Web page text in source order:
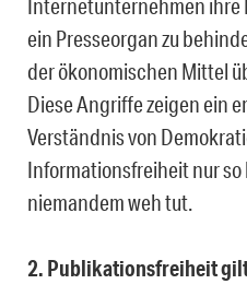
Internetunternehmen ihre
ein Presseorgan zu
der ökonomischen Mittel
Diese Angriffe zeigen ein
Verständnis von
Informationsfreiheit nur so
niemandem weh tut.
2. Publikationsfreiheit